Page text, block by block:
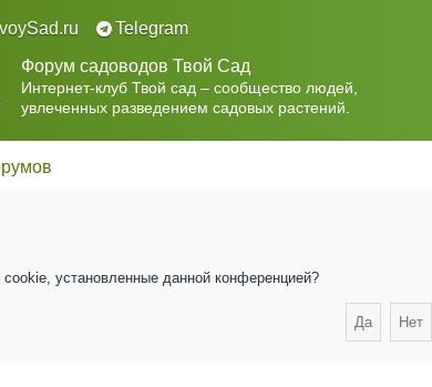
Telegram
Форум садоводов Твой Сад
Интернет-клуб Твой сад – сообщество людей,
увлеченных разведением садовых растений.
установленные данной конференцией?